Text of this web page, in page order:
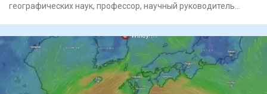
географических наук, профессор, научный руководитель